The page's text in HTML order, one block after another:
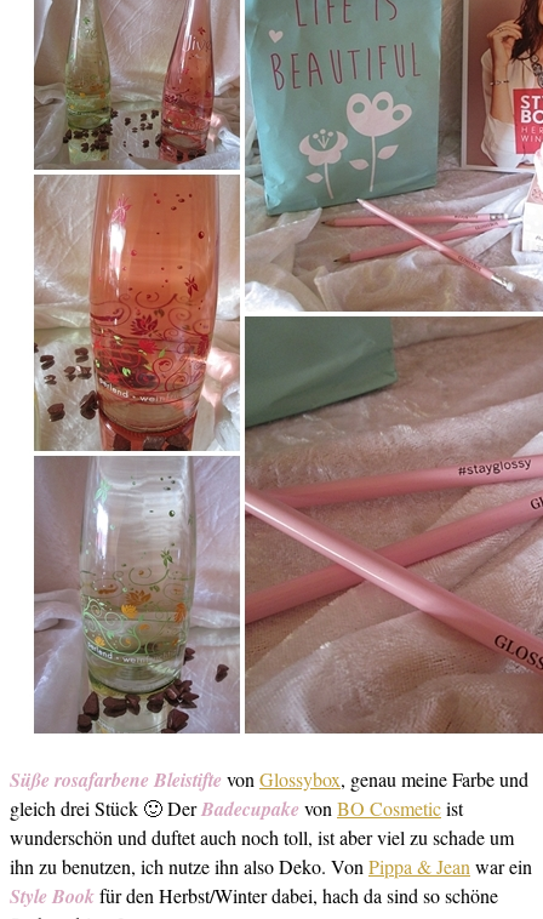
Süße rosafarbene Bleistiftevon Glossybox, genau meine Farbe und
gleich drei Stück 🙂 DerBadecupakevon BO Cosmeticist
wunderschön und duftet auch noch toll, ist aber viel zu schade um
ihn zu benutzen, ich nutze ihn also Deko. Von Pippa & Jean war ein
Style Bookfür den Herbst/Winter dabei, hach da sind so schöne